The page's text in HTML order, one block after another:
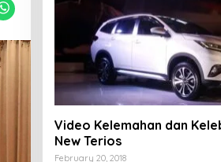
Video Kelemahan dan
New Terios
February 20, 2018